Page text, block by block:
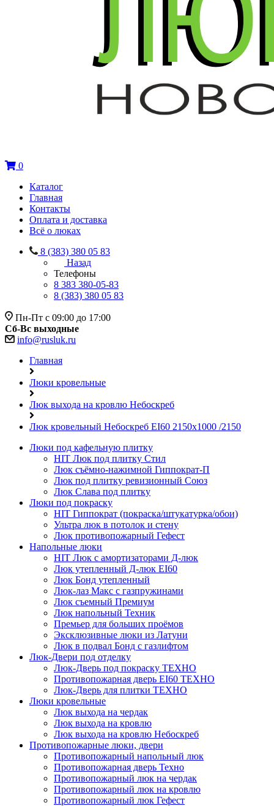
0
Каталог
Главная
Контакты
Оплата и доставка
Всё о люках
8 (383) 380 05 83
Назад
Телефоны
8 383 380-05-83
8 (383) 380 05 83
Пн-Пт с 09:00 до 17:00
Сб-Вс выходные
info@rusluk.ru
Главная
Люки кровельные
Люк выхода на кровлю Небоскреб
Люк кровельный Небоскреб EI60 2150x1000 /2150
Люки под кафельную плитку
HIT Люк под плитку Стил
Люк съёмно-нажимной Гиппократ-П
Люк под плитку ревизионный Союз
Люк Слава под плитку
Люки под покраску
HIT Гиппократ (покраска/штукатурка/обои)
Ультра люк в потолок и стену
Люк противопожарный Гефест
Напольные люки
HIT Люк с амортизаторами Д-люк
Люк утепленный Д-люк EI60
Люк Бонд утепленный
Люк-лаз Макс с газпружинами
Люк съемный Премиум
Люк напольный Техник
Премьер для больших проёмов
Эксклюзивные люки из Латуни
Люк в подвал Бонд c газлифтом
Люк-Двери под отделку
Люк-Дверь под покраску ТЕХНО
Противопожарная дверь EI60 ТЕХНО
Люк-Дверь для плитки ТЕХНО
Люки кровельные
Люк выхода на чердак
Люк выхода на кровлю
Люк выхода на кровлю Небоскреб
Противопожарные люки, двери
Противопожарный напольный люк
Противопожарная дверь Техно
Противопожарный люк на чердак
Противопожарный люк на кровлю
Противопожарный люк Гефест